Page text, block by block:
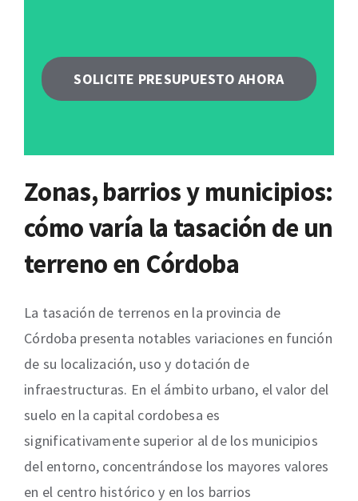
SOLICITE PRESUPUESTO AHORA
Zonas, barrios y municipios:
cómo varía la tasación de un
terreno en Córdoba
La tasación de terrenos en la provincia de
Córdoba presenta notables variaciones en función
de su localización, uso y dotación de
infraestructuras. En el ámbito urbano, el valor del
suelo en la capital cordobesa es
significativamente superior al de los municipios
del entorno, concentrándose los mayores valores
en el centro histórico y en los barrios